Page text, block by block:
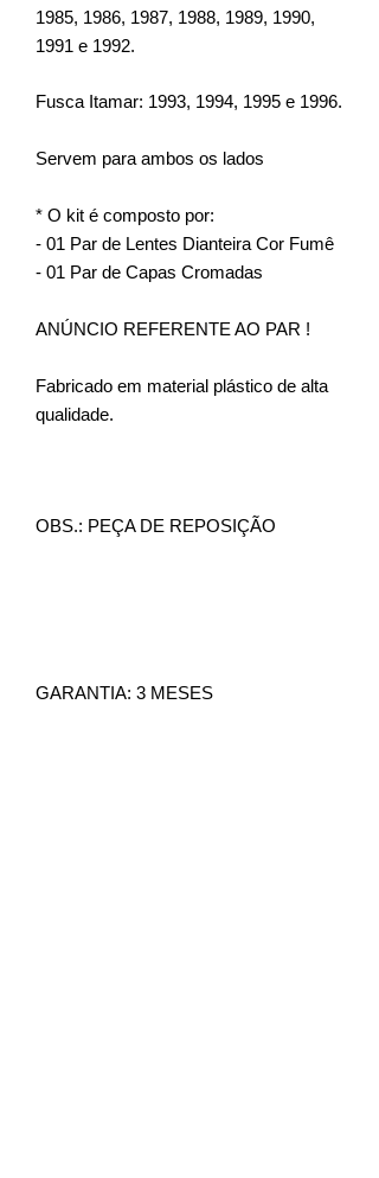
1985, 1986, 1987, 1988, 1989, 1990,
1991 e 1992.
Fusca Itamar: 1993, 1994, 1995 e 1996.
Servem para ambos os lados
* O kit é composto por:
- 01 Par de Lentes Dianteira Cor Fumê
- 01 Par de Capas Cromadas
ANÚNCIO REFERENTE AO PAR !
Fabricado em material plástico de alta
qualidade.
OBS.: PEÇA DE REPOSIÇÃO
GARANTIA: 3 MESES